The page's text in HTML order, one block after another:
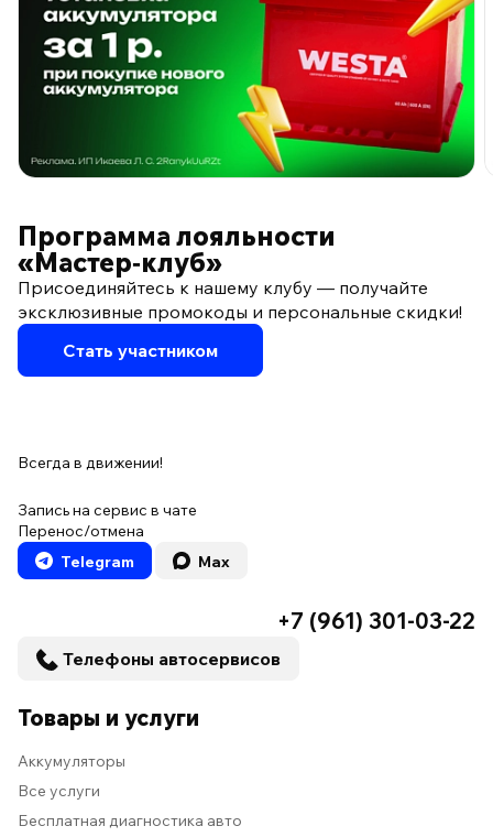
Программа лояльности
«Мастер‑клуб»
Присоединяйтесь к нашему клубу — получайте
эксклюзивные промокоды и персональные скидки!
Стать участником
Всегда в движении!
Запись на сервис в чате
Перенос/отмена
Telegram
Max
+7 (961) 301-03-22
Телефоны автосервисов
Товары и услуги
Аккумуляторы
Все услуги
Бесплатная диагностика авто